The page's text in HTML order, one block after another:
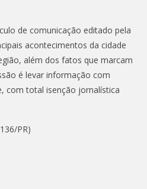
de comunicação editado pela
acontecimentos da cidade
além dos fatos que marcam
é levar informação com
com total isenção jornalística
PR)